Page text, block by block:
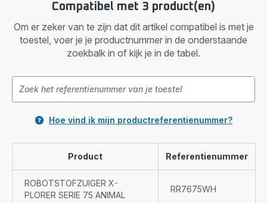
Compatibel met 3 product(en)
Om er zeker van te zijn dat dit artikel compatibel is met je
toestel, voer je je productnummer in de onderstaande
zoekbalk in of kijk je in de tabel.
Hoe vind ik mijn productreferentienummer?
Product Referentienummer
ROBOTSTOFZUIGER X-
PLORER SERIE 75 ANIMAL
RR7675WH